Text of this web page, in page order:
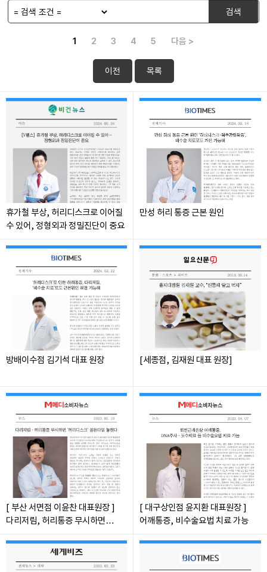
검색
1 2 3 4 5 다음 >
이전 목록
휴가철 부상, 허리디스크로 이어질
수 있어, 정형외과 정밀진단이 중요
만성 허리 통증 근본 원인
방배이수점 김기석 대표 원장 [세종점, 김재원 대표 원장]
[ 부산 서면점 이윤찬 대표원장 ]
다리저림, 허리통증 무시하면
[ 대구상인점 윤지환 대표원장 ]
어깨통증, 비수술요법 치료 가능